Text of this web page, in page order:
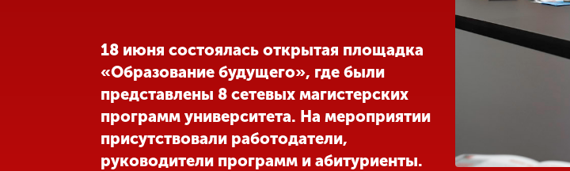
Другие виды
деятельности
Студенческая
18 июня состоялась открытая площадка
«Образование будущего», где были
представлены 8 сетевых магистерских
программ университета. На мероприятии
присутствовали работодатели,
руководители программ и абитуриенты.